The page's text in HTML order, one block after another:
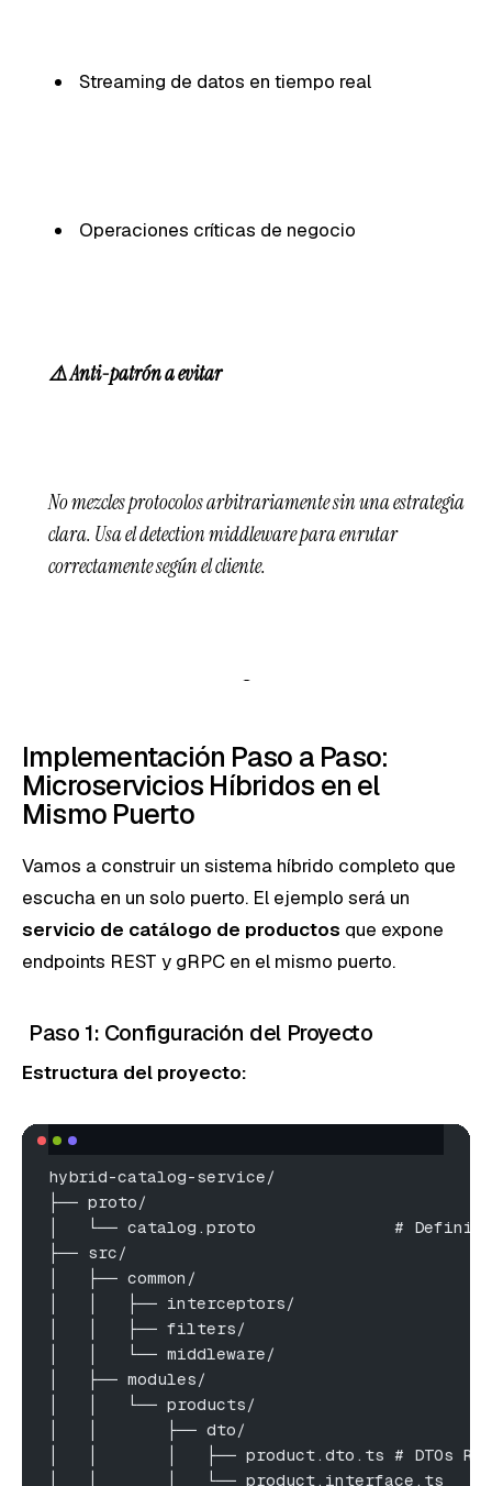
Streaming de datos en tiempo real
Operaciones críticas de negocio
⚠️ Anti-patrón a evitar
No mezcles protocolos arbitrariamente sin una estrategia
clara. Usa el detection middleware para enrutar
correctamente según el cliente.
Implementación Paso a Paso:
Microservicios Híbridos en el
Mismo Puerto
Vamos a construir un sistema híbrido completo que
escucha en un solo puerto. El ejemplo será un
servicio de catálogo de productos que expone
endpoints REST y gRPC en el mismo puerto.
Paso 1: Configuración del Proyecto
Estructura del proyecto:
hybrid-catalog-service/
├── proto/
│   └── catalog.proto              #
├── src/
│   ├── common/
│   │   ├── interceptors/
│   │   ├── filters/
│   │   └── middleware/
│   ├── modules/
│   │   └── products/
│   │       ├── dto/
│   │       │   ├── product.dto.ts # DTOs
│   │       │   └── product.interface.ts